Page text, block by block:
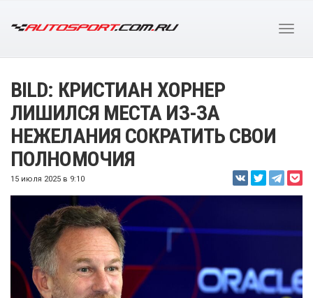
BILD: КРИСТИАН ХОРНЕР
ЛИШИЛСЯ МЕСТА ИЗ-ЗА
НЕЖЕЛАНИЯ СОКРАТИТЬ СВОИ
ПОЛНОМОЧИЯ
15 июля 2025 в 9:10